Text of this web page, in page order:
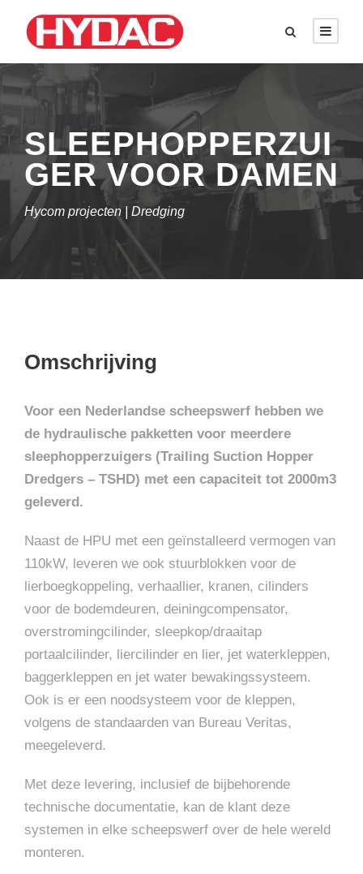
SLEEPHOPPERZUI
GER VOOR DAMEN
Hycom projecten | Dredging
Omschrijving
Voor een Nederlandse scheepswerf hebben we
de hydraulische pakketten voor meerdere
sleephopperzuigers (Trailing Suction Hopper
Dredgers – TSHD) met een capaciteit tot 2000m3
geleverd.
Naast de HPU met een geïnstalleerd vermogen van
110kW, leveren we ook stuurblokken voor de
lierboegkoppeling, verhaallier, kranen, cilinders
voor de bodemdeuren, deiningcompensator,
overstromingcilinder, sleepkop/draaitap
portaalcilinder, liercilinder en lier, jet waterkleppen,
baggerkleppen en jet water bewakingssysteem.
Ook is er een noodsysteem voor de kleppen,
volgens de standaarden van Bureau Veritas,
meegeleverd.
Met deze levering, inclusief de bijbehorende
technische documentatie, kan de klant deze
systemen in elke scheepswerf over de hele wereld
monteren.